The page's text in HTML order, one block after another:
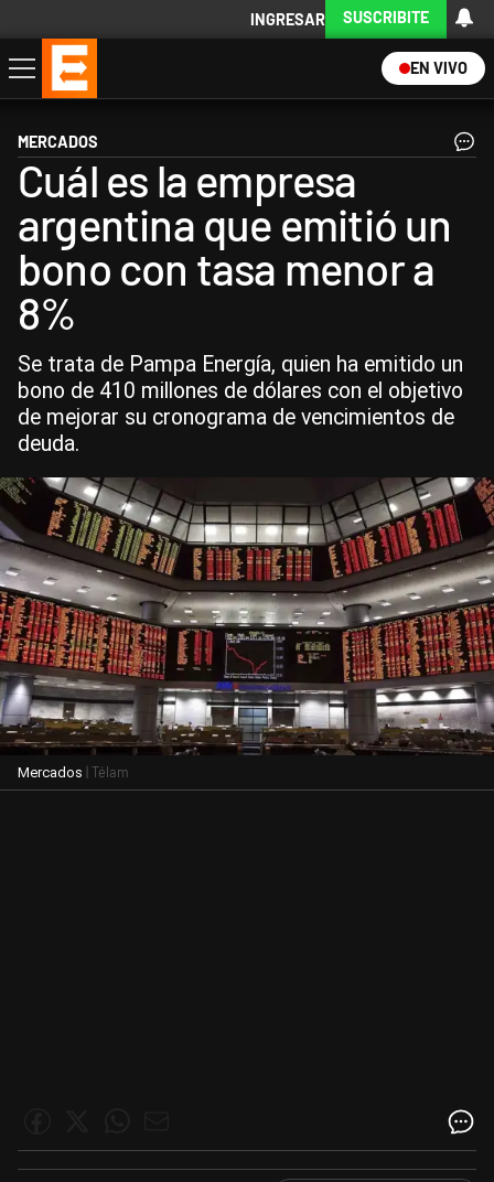
INGRESAR SUSCRIBITE
EN VIVO
Economía
Política
Internacional
Actualidad
Descargá la App
MERCADOS
Cuál es la empresa
argentina que emitió un
bono con tasa menor a
8%
Se trata de Pampa Energía, quien ha emitido un
bono de 410 millones de dólares con el objetivo
de mejorar su cronograma de vencimientos de
deuda.
Mercados | Télam